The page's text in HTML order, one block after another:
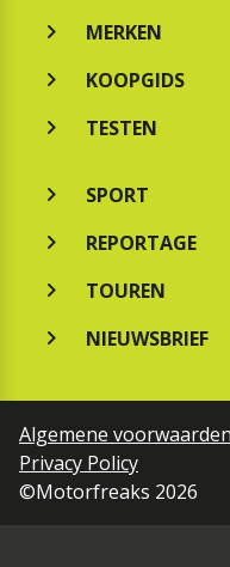
MERKEN
KOOPGIDS
TESTEN
SPORT
REPORTAGE
TOUREN
NIEUWSBRIEF
Algemene voorwaarden
Privacy Policy
©Motorfreaks 2026